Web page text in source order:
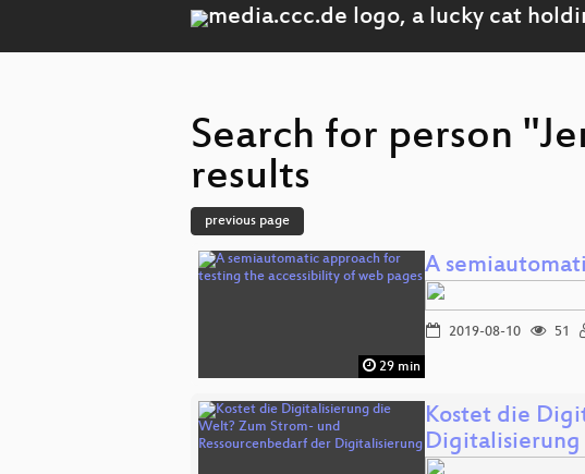
Search for person
results
previous page
29 min
A
2019-08-10 51
Kostet die
Digitalisierung